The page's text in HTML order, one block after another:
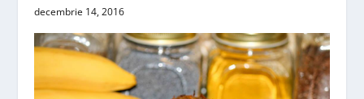
decembrie 14, 2016